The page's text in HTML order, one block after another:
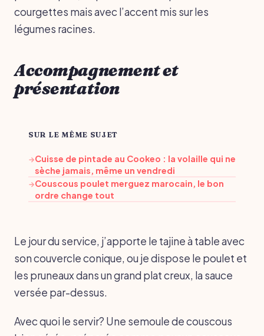
courgettes mais avec l’accent mis sur les
légumes racines.
Accompagnement et
présentation
SUR LE MÊME SUJET
→Cuisse de pintade au Cookeo : la volaille qui ne
sèche jamais, même un vendredi
→Couscous poulet merguez marocain, le bon
ordre change tout
Le jour du service, j’apporte le tajine à table avec
son couvercle conique, ou je dispose le poulet et
les pruneaux dans un grand plat creux, la sauce
versée par-dessus.
Avec quoi le servir? Une semoule de couscous